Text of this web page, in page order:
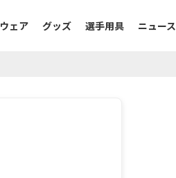
ウェア グッズ 選手用具 ニュース